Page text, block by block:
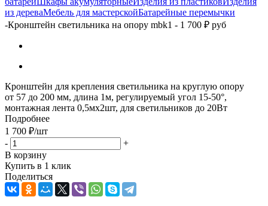
из дереваМебель для мастерскойБатарейные перемычки
-Кронштейн светильника на опору mbk1 - 1 700 ₽ руб
Кронштейн для крепления светильника на круглую опору
от 57 до 200 мм, длина 1м, регулируемый угол 15-50°,
монтажная лента 0,5мх2шт, для светильников до 20Вт
Подробнее
1 700 ₽/шт
-
+
В корзину
Купить в 1 клик
Поделиться